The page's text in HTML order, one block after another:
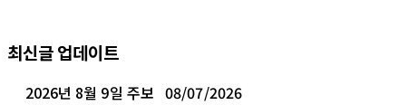
최신글 업데이트
2026년 8월 9일 주보 08/07/2026